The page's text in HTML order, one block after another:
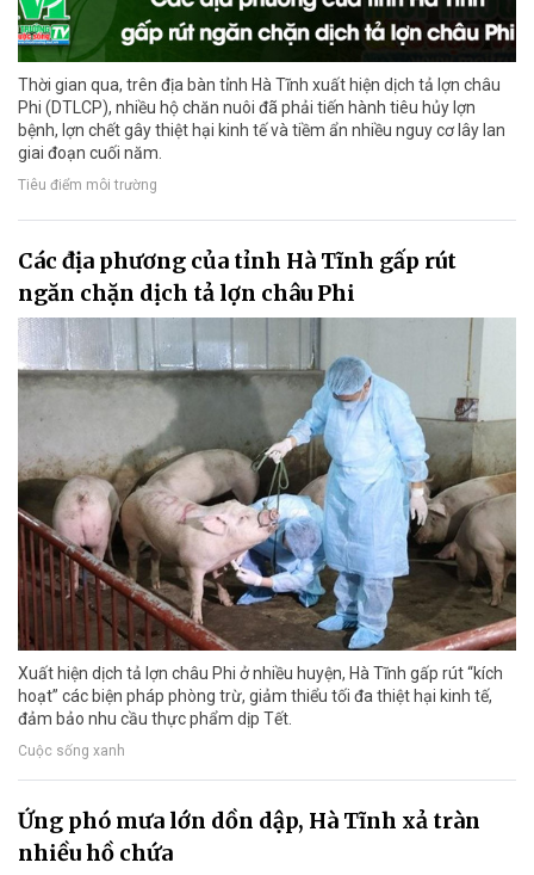
Thời gian qua, trên địa bàn tỉnh Hà Tĩnh xuất hiện dịch tả lợn châu
Phi (DTLCP), nhiều hộ chăn nuôi đã phải tiến hành tiêu hủy lợn
bệnh, lợn chết gây thiệt hại kinh tế và tiềm ẩn nhiều nguy cơ lây lan
giai đoạn cuối năm.
Tiêu điểm môi trường
Các địa phương của tỉnh Hà Tĩnh gấp rút
ngăn chặn dịch tả lợn châu Phi
Xuất hiện dịch tả lợn châu Phi ở nhiều huyện, Hà Tĩnh gấp rút “kích
hoạt” các biện pháp phòng trừ, giảm thiểu tối đa thiệt hại kinh tế,
đảm bảo nhu cầu thực phẩm dịp Tết.
Cuộc sống xanh
Ứng phó mưa lớn dồn dập, Hà Tĩnh xả tràn
nhiều hồ chứa